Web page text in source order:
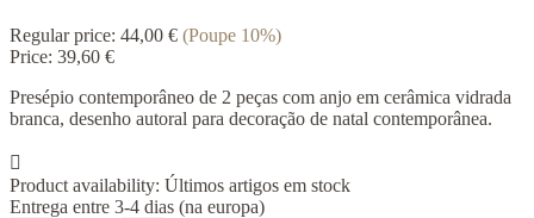
Regular price: 44,00 € (Poupe 10%)
Price: 39,60 €
Presépio contemporâneo de 2 peças com anjo em cerâmica vidrada
branca, desenho autoral para decoração de natal contemporânea.

Product availability: Últimos artigos em stock
Entrega entre 3-4 dias (na europa)